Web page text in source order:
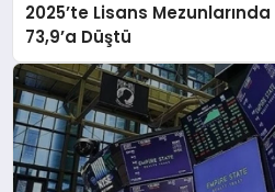
2025’te Lisans
73,9’a Düştü